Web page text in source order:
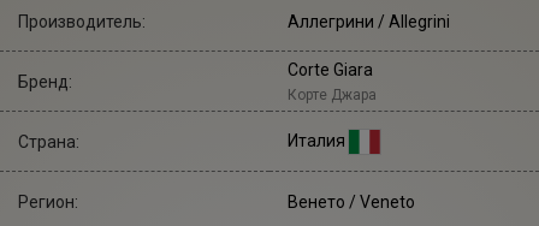
Производитель: Аллегрини / Allegrini
Бренд:
Corte Giara
Корте Джара
Страна: Италия
Регион: Венето / Veneto